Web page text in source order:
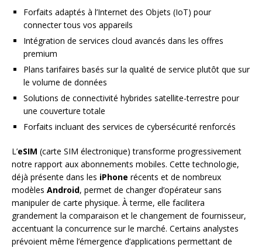
Forfaits adaptés à l’Internet des Objets (IoT) pour
connecter tous vos appareils
Intégration de services cloud avancés dans les offres
premium
Plans tarifaires basés sur la qualité de service plutôt que sur
le volume de données
Solutions de connectivité hybrides satellite-terrestre pour
une couverture totale
Forfaits incluant des services de cybersécurité renforcés
L’eSIM (carte SIM électronique) transforme progressivement
notre rapport aux abonnements mobiles. Cette technologie,
déjà présente dans les iPhone récents et de nombreux
modèles Android, permet de changer d’opérateur sans
manipuler de carte physique. À terme, elle facilitera
grandement la comparaison et le changement de fournisseur,
accentuant la concurrence sur le marché. Certains analystes
prévoient même l’émergence d’applications permettant de